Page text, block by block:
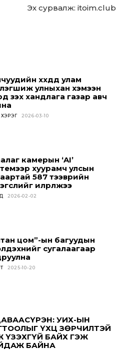
Эх сурвалж: itoim.club
хүүхдүүд улам
улныхан хэмээн
үзэх хандлага газар авч
ХЭРЭГ 2026-03-10
камерын ‘AI’
хуурамч улсын
587 тээврийн
илрүүлжээ
2026-02-02
цом”-ын багуудын
сугалаагаар
2025-10-20
УИХ-ЫН
ҮХЦ ЗӨРЧИЛТЭЙ
ҮЗЭХГҮЙ БАЙХ ГЭЖ
БАЙНА